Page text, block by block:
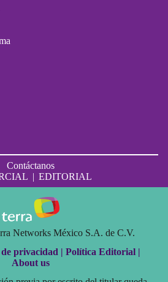
Contáctanos
| EDITORIAL
Networks México S.A. de C.V.
privacidad | Política Editorial |
About us